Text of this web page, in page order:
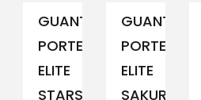
GUANTE
PORTERO
ELITE
STARS
GUANTE
PORTERO
ELITE
SAKURA...